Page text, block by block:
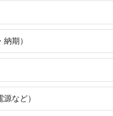
期）
など）